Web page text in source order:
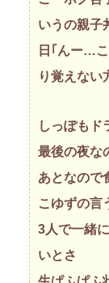
いうの親子
日｢んー…
り覚えない
しっぽもド
最後の夜な
あとなので
こゆずの言
3人で一緒
いとさ